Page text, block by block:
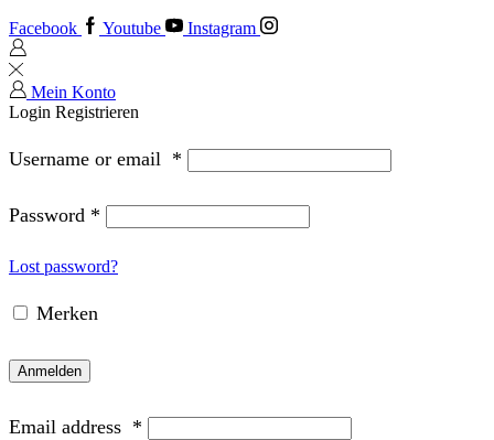
Facebook Youtube Instagram
Mein Konto
Login Registrieren
Username or email *
Password *
Lost password?
Merken
Anmelden
Email address *